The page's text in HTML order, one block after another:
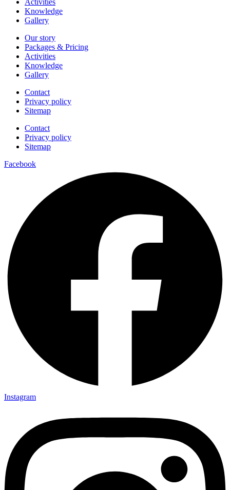
Knowledge
Gallery
Our story
Packages & Pricing
Activities
Knowledge
Gallery
Contact
Privacy policy
Sitemap
Contact
Privacy policy
Sitemap
Facebook
Instagram